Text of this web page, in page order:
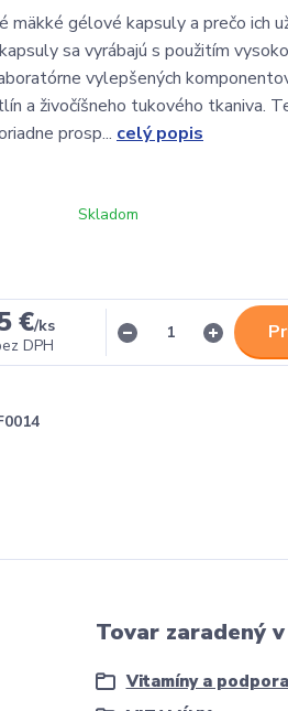
mäkké gélové kapsuly a prečo ich
sa vyrábajú s použitím
vylepšených
a živočíšneho tukového tkaniva.
prosp... celý popis
Skladom
€/ks
DPH
Tovar zaradený
Vitamíny a